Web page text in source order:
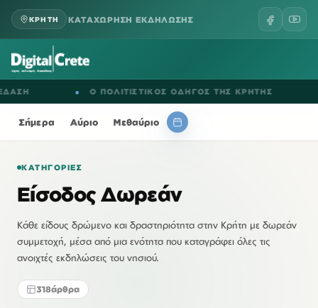
ΚΡΗΤΗ ΚΑΤΑΧΩΡΗΣΗ ΕΚΔΗΛΩΣΗΣ
● Ο ΠΟΛΙΤΙΣΤΙΚΟΣ ΟΔΗΓΟΣ ΤΗΣ ΚΡΗΤΗΣ ●
Σήμερα Αύριο Μεθαύριο
ΚΑΤΗΓΟΡΊΕΣ
Είσοδος Δωρεάν
Κάθε είδους δρώμενο και δραστηριότητα στην Κρήτη με δωρεάν
συμμετοχή, μέσα από μια ενότητα που καταγράφει όλες τις
ανοιχτές εκδηλώσεις του νησιού.
318άρθρα